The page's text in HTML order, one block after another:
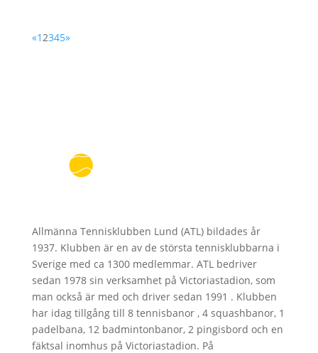
«1 2345»
Allmänna Tennisklubben Lund (ATL) bildades år
1937. Klubben är en av de största tennisklubbarna i
Sverige med ca 1300 medlemmar. ATL bedriver
sedan 1978 sin verksamhet på Victoriastadion, som
man också är med och driver sedan 1991 . Klubben
har idag tillgång till 8 tennisbanor , 4 squashbanor, 1
padelbana, 12 badmintonbanor, 2 pingisbord och en
fäktsal inomhus på Victoriastadion. På